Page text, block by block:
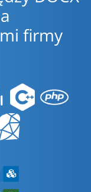
firmy